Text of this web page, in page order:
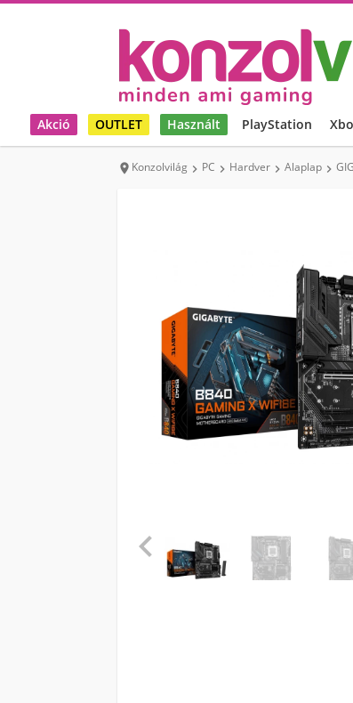
Akció OUTLET Használt PlayStation
 Konzolvilág  PC  Hardver  Alaplap 
